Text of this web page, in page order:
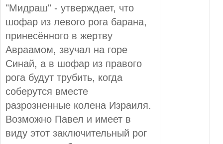
"Мидраш" - утверждает, что
шофар из левого рога барана,
принесённого в жертву
Авраамом, звучал на горе
Синай, а в шофар из правого
рога будут трубить, когда
соберутся вместе
разрозненные колена Израиля.
Возможно Павел и имеет в
виду этот заключительный рог